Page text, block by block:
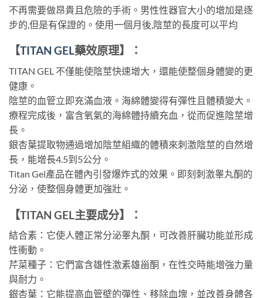
不再需要做昂貴且危險的手術。男性性器官大小的增加是逐
步的,但是有保證的。使用一個月後,陰莖的長度可以平均
【TITAN GEL藥效原理】：
TITAN GEL 不僅能使陰莖快速增大，還能使整個身體變的更
健康。
陰莖的血管立即充滿血液。海綿體變得有彈性且體積變大。
療程完成後，富含氧氣的海綿體持續充血，從而促進陰莖增
長。
銀杏葉提取物通過增加陰莖組織的體積來刺激陰莖的自然增
長，能增長4.5到5公分。
Titan Gel產品在體內引發爆炸式的效果。即刻刺激睾丸酮的
分泌，使整個身體更加強壯。
【TITAN GEL主要成分】 ：
結合素：它使人體正常分泌睾丸酮，可改善肝臟功能並形成
性衝動。
芹菜種子：它們富含雄性激素雄甾酮，在性交時能增強力量
與耐力。
銀杏葉：它能提高血管壁的彈性、移除血塊，並改善身體各